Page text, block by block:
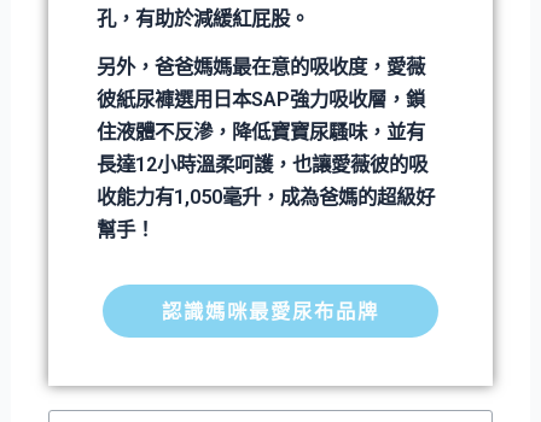
孔，有助於減緩紅屁股。
另外，爸爸媽媽最在意的吸收度，愛薇
彼紙尿褲選用日本SAP強力吸收層，鎖
住液體不反滲，降低寶寶尿騷味，並有
長達12小時溫柔呵護，也讓愛薇彼的吸
收能力有1,050毫升，成為爸媽的超級好
幫手！
認識媽咪最愛尿布品牌